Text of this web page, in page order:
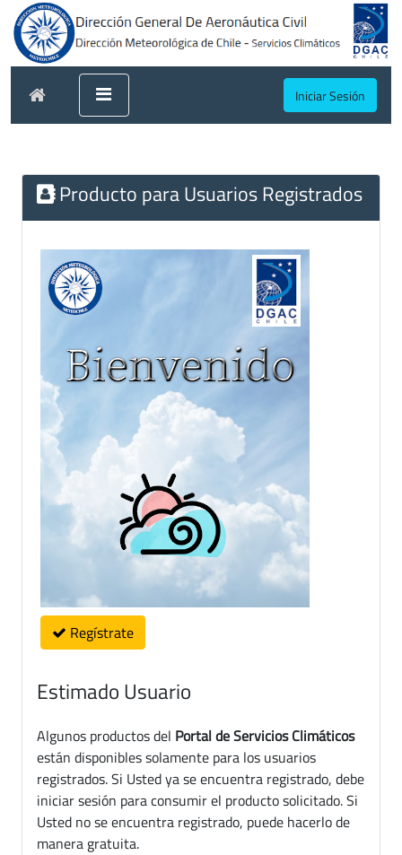
Iniciar Sesión
Producto para Usuarios Registrados
Regístrate
Estimado Usuario
Algunos productos del Portal de Servicios Climáticos
están disponibles solamente para los usuarios
registrados. Si Usted ya se encuentra registrado, debe
iniciar sesión para consumir el producto solicitado. Si
Usted no se encuentra registrado, puede hacerlo de
manera gratuita.